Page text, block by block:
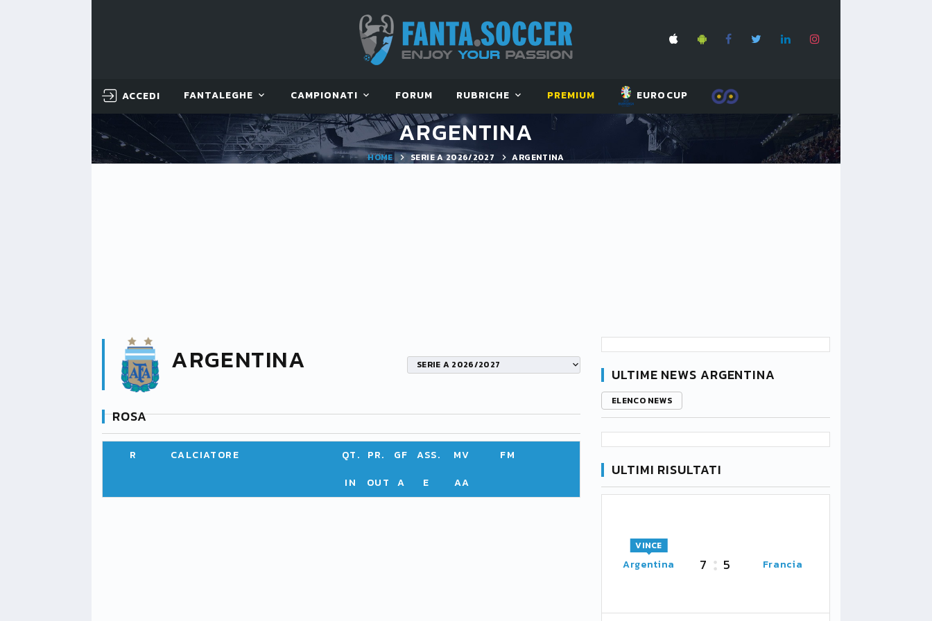
ACCEDI FANTALEGHE CAMPIONATI FORUM RUBRICHE PREMIUM EUROCUP
ARGENTINA
HOME SERIE A 2026/2027 ARGENTINA
ARGENTINA SERIE A 2026/2027
ROSA
R CALCIATORE QT. PR. GF ASS. MV
FM
IN
OUT A E AA
ULTIME NEWS ARGENTINA
ELENCO NEWS
ULTIMI RISULTATI
Argentina
VINCE
7 5 Francia